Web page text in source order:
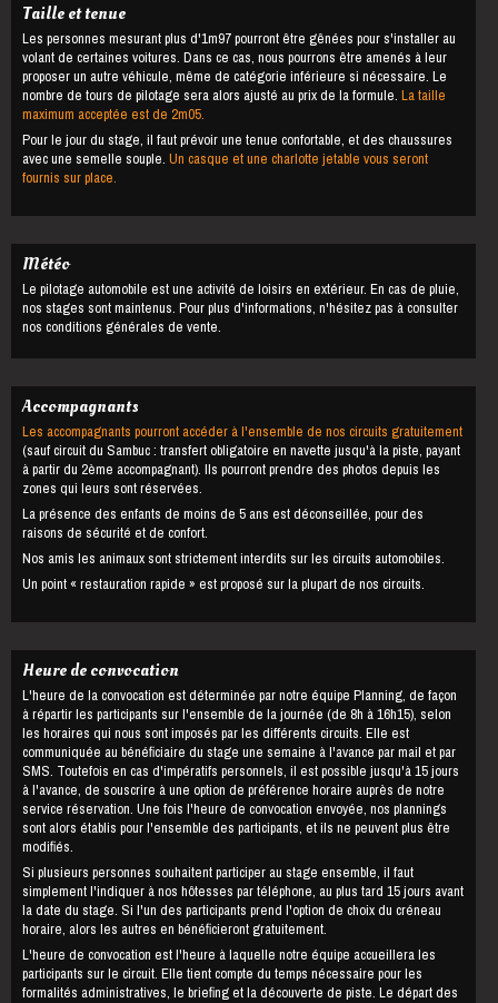
Taille et tenue
Les personnes mesurant plus d'1m97 pourront être gênées pour s'installer au
volant de certaines voitures. Dans ce cas, nous pourrons être amenés à leur
proposer un autre véhicule, même de catégorie inférieure si nécessaire. Le
nombre de tours de pilotage sera alors ajusté au prix de la formule.La taille
maximum acceptée est de 2m05.
Pour le jour du stage, il faut prévoir une tenue confortable, et des chaussures
avec une semelle souple.Un casque et une charlotte jetable vous seront
fournis sur place.
Météo
Le pilotage automobile est une activité de loisirs en extérieur. En cas de pluie,
nos stages sont maintenus. Pour plus d'informations, n'hésitez pas à consulter
nos conditions générales de vente.
Accompagnants
Les accompagnants pourront accéder à l'ensemble de nos circuits gratuitement
(sauf circuit du Sambuc : transfert obligatoire en navette jusqu'à la piste, payant
à partir du 2ème accompagnant). Ils pourront prendre des photos depuis les
zones qui leurs sont réservées.
La présence des enfants de moins de 5 ans est déconseillée, pour des
raisons de sécurité et de confort.
Nos amis les animaux sont strictement interdits sur les circuits automobiles.
Un point « restauration rapide » est proposé sur la plupart de nos circuits.
Heure de convocation
L'heure de la convocation est déterminée par notre équipe Planning, de façon
à répartir les participants sur l'ensemble de la journée (de 8h à 16h15), selon
les horaires qui nous sont imposés par les différents circuits. Elle est
communiquée au bénéficiaire du stage une semaine à l'avance par mail et par
SMS. Toutefois en cas d'impératifs personnels, il est possible jusqu'à 15 jours
à l'avance, de souscrire à une option de préférence horaire auprès de notre
service réservation. Une fois l'heure de convocation envoyée, nos plannings
sont alors établis pour l'ensemble des participants, et ils ne peuvent plus être
modifiés.
Si plusieurs personnes souhaitent participer au stage ensemble, il faut
simplement l'indiquer à nos hôtesses par téléphone, au plus tard 15 jours avant
la date du stage. Si l'un des participants prend l'option de choix du créneau
horaire, alors les autres en bénéficieront gratuitement.
L'heure de convocation est l'heure à laquelle notre équipe accueillera les
participants sur le circuit. Elle tient compte du temps nécessaire pour les
formalités administratives, le briefing et la découverte de piste. Le départ des